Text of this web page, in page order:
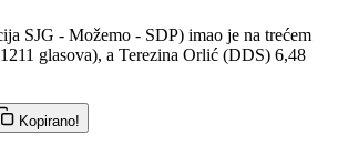
SJG - Možemo - SDP) imao je na trećem
glasova), a Terezina Orlić (DDS) 6,48
Kopirano!